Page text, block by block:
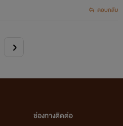
ตอบกลับ
ช่องทางติดต่อ